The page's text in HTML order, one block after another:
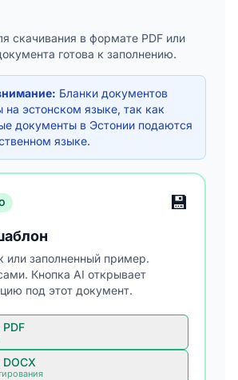
скачивания в формате PDF или
готова к заполнению.
Бланки документов
на эстонском языке, так как
документы в Эстонии подаются
языке.
💾
или заполненный пример.
Кнопка AI открывает
под этот документ.